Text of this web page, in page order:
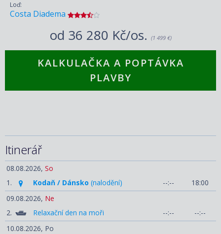
Loď:
Costa Diadema
od 36 280 Kč/os. (1 499 €)
KALKULAČKA A POPTÁVKA
PLAVBY
Itinerář
08.08.2026, So
1.
Kodaň / Dánsko (nalodění) --:--
18:00
09.08.2026, Ne
2.
Relaxační den na moři --:--
--:--
10.08.2026, Po